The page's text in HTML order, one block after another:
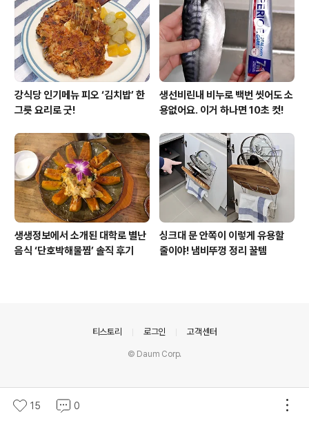
강식당 인기메뉴 피오 ‘김치밥’ 한
그릇 요리로 굿!
생선비린내 비누로 백번 씻어도 소
용없어요. 이거 하나면 10초 컷!
생생정보에서 소개된 대학로 별난
음식 ‘단호박해물찜’ 솔직 후기
싱크대 문 안쪽이 이렇게 유용할
줄이야! 냄비뚜껑 정리 꿀템
15 0
티스토리 로그인 고객센터
© Daum Corp.